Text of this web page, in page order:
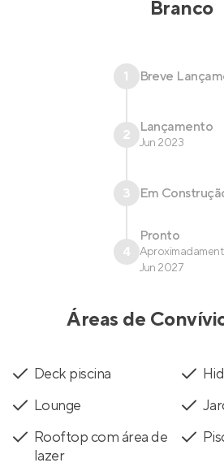
Branco
1 Breve
2 Lançamento
Jun 2023
3 Em
4
Pronto
Jun 2027
Áreas de
Deck piscina
Lounge
Rooftop com área de
lazer